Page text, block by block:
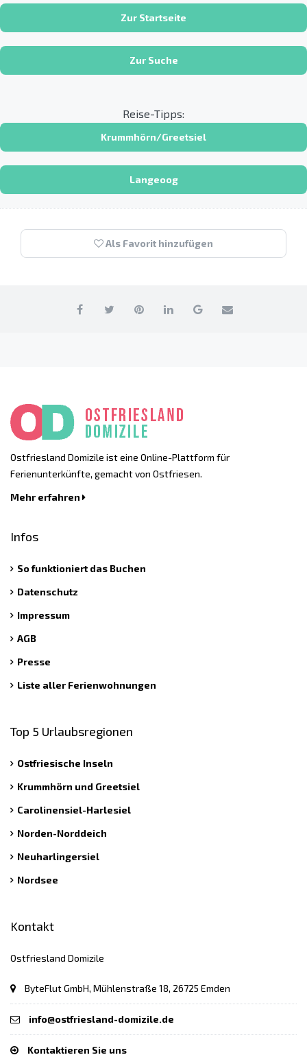
Zur Startseite
Zur Suche
Reise-Tipps:
Krummhörn/Greetsiel
Langeoog
Als Favorit hinzufügen
Ostfriesland Domizile ist eine Online-Plattform für
Ferienunterkünfte, gemacht von Ostfriesen.
Mehr erfahren
Infos
So funktioniert das Buchen
Datenschutz
Impressum
AGB
Presse
Liste aller Ferienwohnungen
Top 5 Urlaubsregionen
Ostfriesische Inseln
Krummhörn und Greetsiel
Carolinensiel-Harlesiel
Norden-Norddeich
Neuharlingersiel
Nordsee
Kontakt
Ostfriesland Domizile
ByteFlut GmbH, Mühlenstraße 18, 26725 Emden
info@ostfriesland-domizile.de
Kontaktieren Sie uns